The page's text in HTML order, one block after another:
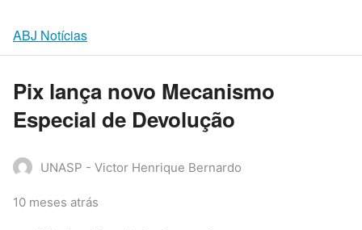
ABJ Notícias
Pix lança novo Mecanismo
Especial de Devolução
UNASP - Victor Henrique Bernardo
10 meses atrás